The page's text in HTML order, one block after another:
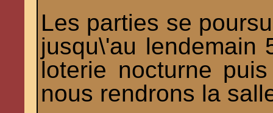
Les parties se
jusqu\'au lendemain
loterie nocturne
nous rendrons la